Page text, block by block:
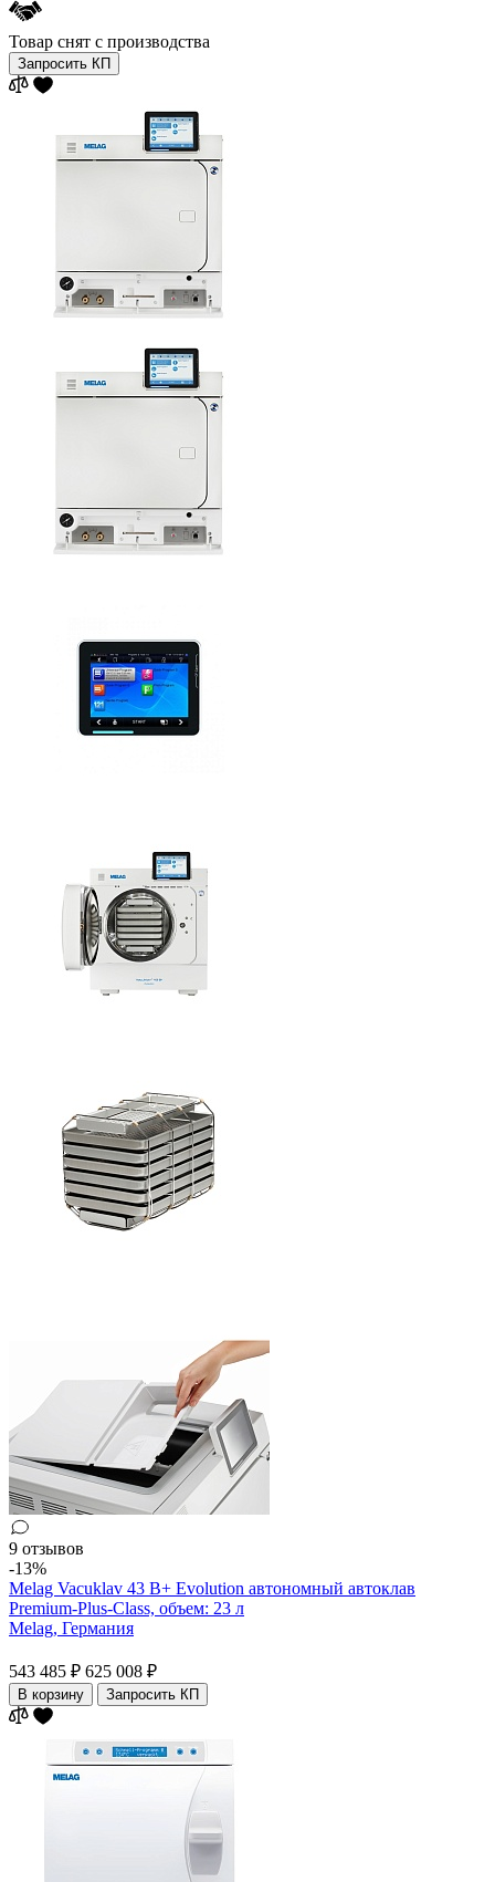
Товар снят с производства
Запросить КП
9 отзывов
-13%
Melag Vacuklav 43 B+ Evolution автономный автоклав
Premium-Plus-Class, объем: 23 л
Melag, Германия
543 485 ₽ 625 008 ₽
В корзину Запросить КП